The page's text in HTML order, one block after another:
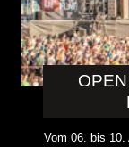
Vom 06. bis 10.